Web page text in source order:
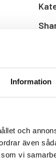
Information
och
även
vi